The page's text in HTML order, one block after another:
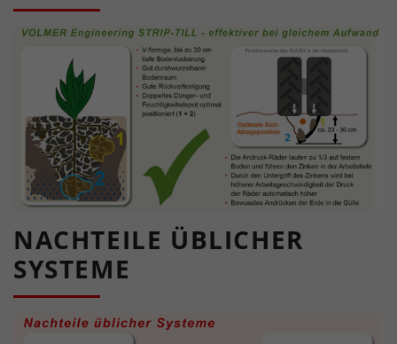
NACHTEILE ÜBLICHER
SYSTEME